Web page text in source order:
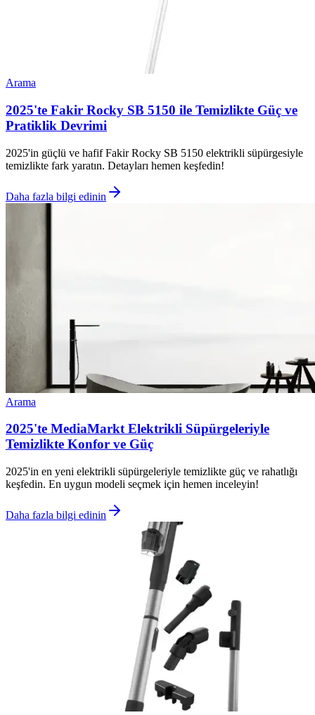
Arama
2025'te Fakir Rocky SB 5150 ile Temizlikte Güç ve
Pratiklik Devrimi
2025'in güçlü ve hafif Fakir Rocky SB 5150 elektrikli süpürgesiyle
temizlikte fark yaratın. Detayları hemen keşfedin! ​ ​ ​ ​ ​
Daha fazla bilgi edinin
Arama
2025'te MediaMarkt Elektrikli Süpürgeleriyle
Temizlikte Konfor ve Güç
2025'in en yeni elektrikli süpürgeleriyle temizlikte güç ve rahatlığı
keşfedin. En uygun modeli seçmek için hemen inceleyin!
Daha fazla bilgi edinin